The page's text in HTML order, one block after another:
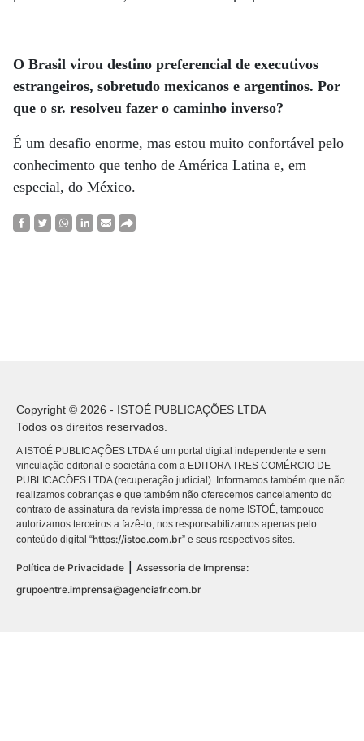
O Brasil virou destino preferencial de executivos
estrangeiros, sobretudo mexicanos e argentinos. Por
que o sr. resolveu fazer o caminho inverso?
É um desafio enorme, mas estou muito confortável pelo
conhecimento que tenho de América Latina e, em
especial, do México.
Copyright © 2026 - ISTOÉ PUBLICAÇÕES LTDA
Todos os direitos reservados.
A ISTOÉ PUBLICAÇÕES LTDA é um portal digital independente e sem
vinculação editorial e societária com a EDITORA TRES COMÉRCIO DE
PUBLICACÕES LTDA (recuperação judicial). Informamos também que não
realizamos cobranças e que também não oferecemos cancelamento do
contrato de assinatura da revista impressa de nome ISTOÉ, tampouco
autorizamos terceiros a fazê-lo, nos responsabilizamos apenas pelo
conteúdo digital “https://istoe.com.br” e seus respectivos sites.
Política de Privacidade
Assessoria de Imprensa:
grupoentre.imprensa@agenciafr.com.br